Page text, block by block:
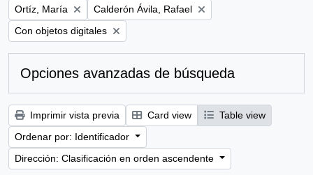
Remove filter:
Ortíz, María Remove filter:
Calderón Ávila, Rafael
Remove filter:
Con objetos digitales
Opciones avanzadas de búsqueda
Imprimir vista previa Card view
Table view
Ordenar por: Identificador
Dirección: Clasificación en orden ascendente